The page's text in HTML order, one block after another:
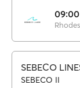
09:00
Rhodes
SEBECO
SEBECO II